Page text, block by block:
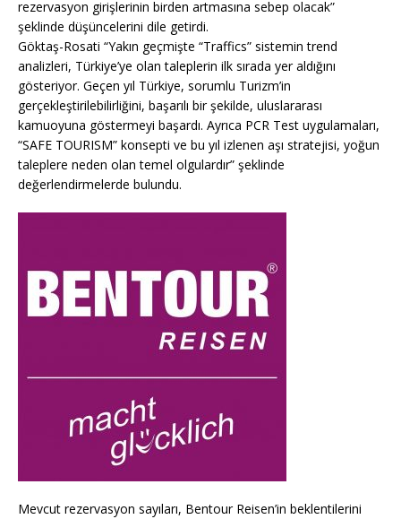
rezervasyon girişlerinin birden artmasına sebep olacak”
şeklinde düşüncelerini dile getirdi.
Göktaş-Rosati “Yakın geçmişte “Traffics” sistemin trend
analizleri, Türkiye’ye olan taleplerin ilk sırada yer aldığını
gösteriyor. Geçen yıl Türkiye, sorumlu Turizm’in
gerçekleştirilebilirliğini, başarılı bir şekilde, uluslararası
kamuoyuna göstermeyi başardı. Ayrıca PCR Test uygulamaları,
“SAFE TOURISM” konsepti ve bu yıl izlenen aşı stratejisi, yoğun
taleplere neden olan temel olgulardır” şeklinde
değerlendirmelerde bulundu.
Mevcut rezervasyon sayıları, Bentour Reisen’in beklentilerini